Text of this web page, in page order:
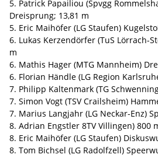
5. Patrick Papailiou (Spvgg
Dreisprung; 13,81 m
5. Eric Maihöfer (LG Staufen)
6. Lukas Kerzendörfer (TuS Lörrach-
m
6. Mathis Hager (MTG Mannheim)
6. Florian Händle (LG Region
7. Philipp Kaltenmark (TG
7. Simon Vogt (TSV Crailsheim)
7. Marius Langjahr (LG Neckar-Enz)
8. Adrian Engstler 8TV Villingen) 800
8. Eric Maihöfer (LG Staufen)
8. Tom Bichsel (LG Radolfzell)